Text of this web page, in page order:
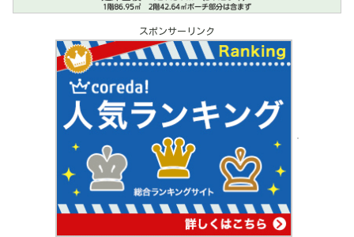
スポンサーリンク